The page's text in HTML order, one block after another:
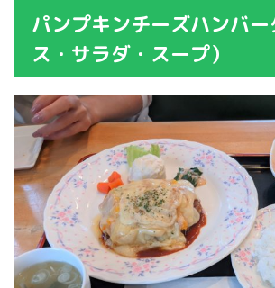
パンプキンチーズハンバ
ス・サラダ・スープ）